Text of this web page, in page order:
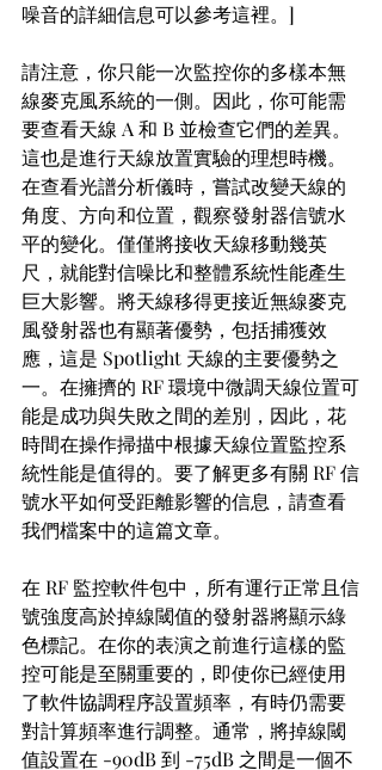
噪音的詳細信息可以參考這裡。]
請注意，你只能一次監控你的多樣本無
線麥克風系統的一側。因此，你可能需
要查看天線 A 和 B 並檢查它們的差異。
這也是進行天線放置實驗的理想時機。
在查看光譜分析儀時，嘗試改變天線的
角度、方向和位置，觀察發射器信號水
平的變化。僅僅將接收天線移動幾英
尺，就能對信噪比和整體系統性能產生
巨大影響。將天線移得更接近無線麥克
風發射器也有顯著優勢，包括捕獲效
應，這是 Spotlight 天線的主要優勢之
一。在擁擠的 RF 環境中微調天線位置可
能是成功與失敗之間的差別，因此，花
時間在操作掃描中根據天線位置監控系
統性能是值得的。要了解更多有關 RF 信
號水平如何受距離影響的信息，請查看
我們檔案中的這篇文章。
在 RF 監控軟件包中，所有運行正常且信
號強度高於掉線閾值的發射器將顯示綠
色標記。在你的表演之前進行這樣的監
控可能是至關重要的，即使你已經使用
了軟件協調程序設置頻率，有時仍需要
對計算頻率進行調整。通常，將掉線閾
值設置在 -90dB 到 -75dB 之間是一個不